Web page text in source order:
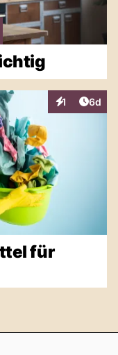
1
Interaktionen
6d
für